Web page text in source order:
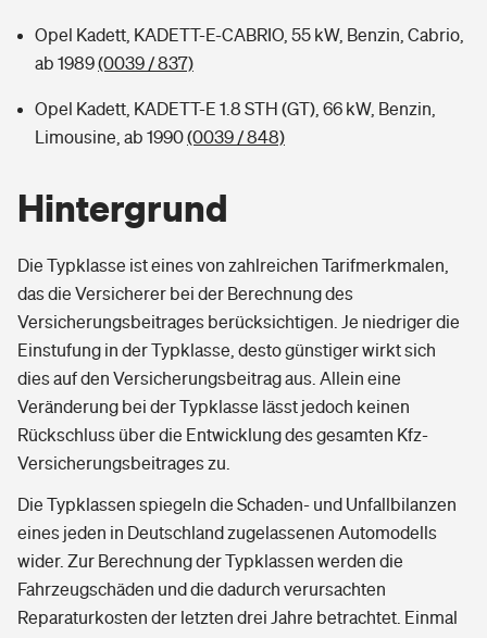
Opel Kadett, KADETT-E-CABRIO, 55 kW, Benzin, Cabrio,
ab 1989(0039 / 837)
Opel Kadett, KADETT-E 1.8 STH (GT), 66 kW, Benzin,
Limousine, ab 1990(0039 / 848)
Hintergrund
Die Typklasse ist eines von zahlreichen Tarifmerkmalen,
das die Versicherer bei der Berechnung des
Versicherungsbeitrages berücksichtigen. Je niedriger die
Einstufung in der Typklasse, desto günstiger wirkt sich
dies auf den Versicherungsbeitrag aus. Allein eine
Veränderung bei der Typklasse lässt jedoch keinen
Rückschluss über die Entwicklung des gesamten Kfz-
Versicherungsbeitrages zu.
Die Typklassen spiegeln die Schaden- und Unfallbilanzen
eines jeden in Deutschland zugelassenen Automodells
wider. Zur Berechnung der Typklassen werden die
Fahrzeugschäden und die dadurch verursachten
Reparaturkosten der letzten drei Jahre betrachtet. Einmal